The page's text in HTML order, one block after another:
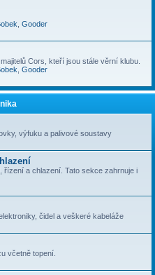
Gooder
Cors, kteří jsou stále věrní klubu.
Gooder
výfuku a palivové soustavy
a chlazení. Tato sekce zahrnuje i
čidel a veškeré kabeláže
včetně topení.